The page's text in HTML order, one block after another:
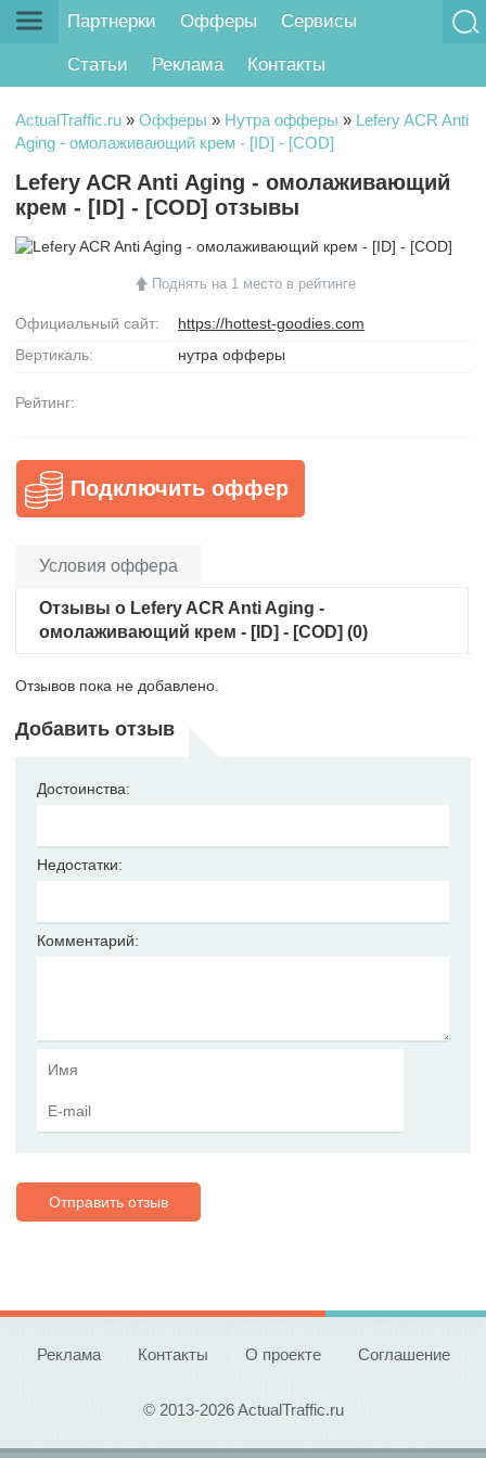
Партнерки Офферы Сервисы
Статьи Реклама Контакты
ActualTraffic.ru » Офферы » Нутра офферы » Lefery ACR Anti
Aging - омолаживающий крем - [ID] - [COD]
Lefery ACR Anti Aging - омолаживающий
крем - [ID] - [COD] отзывы
Поднять на 1 место в рейтинге
Официальный сайт:
https://hottest-goodies.com
Вертикаль:
нутра офферы
Рейтинг:
Подключить оффер
Условия оффера
Отзывы о Lefery ACR Anti Aging -
омолаживающий крем - [ID] - [COD] (0)
Отзывов пока не добавлено.
Добавить отзыв
Достоинства:
Недостатки:
Комментарий:
Отправить отзыв
Реклама Контакты О проекте Соглашение
© 2013-2026 ActualTraffic.ru